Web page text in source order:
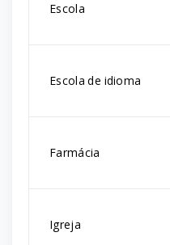
Escola
Escola de idioma
Farmácia
Igreja